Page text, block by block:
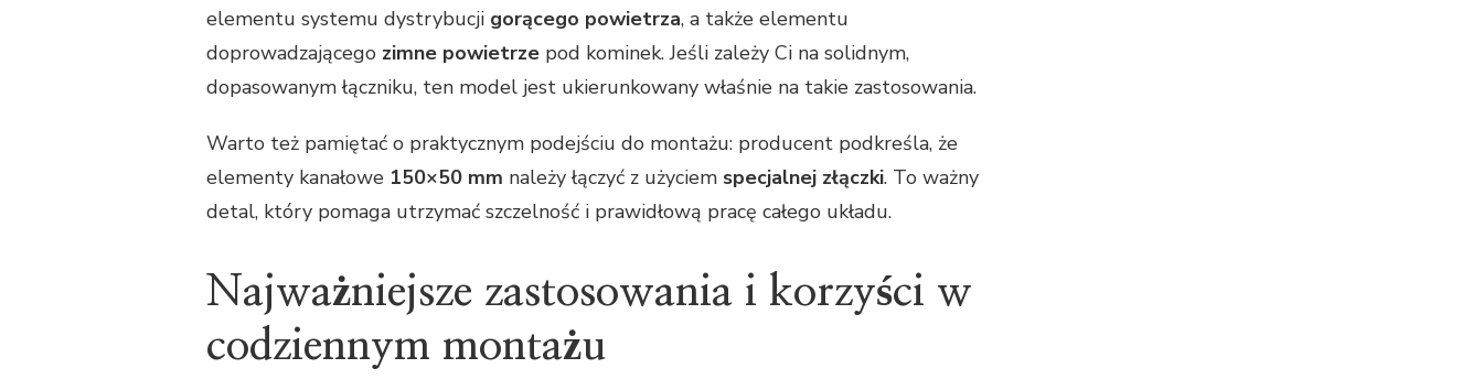
elementu systemu dystrybucji gorącego powietrza, a także elementu
doprowadzającego zimne powietrze pod kominek. Jeśli zależy Ci na solidnym,
dopasowanym łączniku, ten model jest ukierunkowany właśnie na takie zastosowania.
Warto też pamiętać o praktycznym podejściu do montażu: producent podkreśla, że
elementy kanałowe 150×50 mm należy łączyć z użyciem specjalnej złączki. To ważny
detal, który pomaga utrzymać szczelność i prawidłową pracę całego układu.
Najważniejsze zastosowania i korzyści w
codziennym montażu